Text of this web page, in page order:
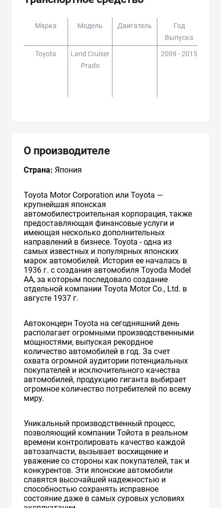
Марка Модель Двигатель
Год
Выпуска
Toyota
Land Cruiser
Prado
2009 - 2015
О производителе
Страна: Япония
Toyota Motor Corporation или Toyota —
крупнейшая японская
автомобилестроительная корпорация, также
предоставляющая финансовые услуги и
имеющая несколько дополнительных
направлений в бизнесе. Toyota - одна из
самых известных и популярных японских
марок автомобилей. История ее началась в
1936 г. с создания автомобиля Toyoda Model
AA, за которым последовало создание
отдельной компании Toyota Motor Co., Ltd. в
августе 1937 г.
Автоконцерн Toyota на сегодняшний день
располагает огромными производственными
мощностями, выпуская рекордное
количество автомобилей в год. За счет
охвата огромной аудитории потенциальных
покупателей и исключительного качества
автомобилей, продукцию гиганта выбирает
огромное количество потребителей по всему
миру.
Уникальный производственный процесс,
позволяющий компании Тойота в реальном
времени контролировать качество каждой
автозапчасти, вызывает восхищение и
уважение со стороны как покупателей, так и
конкурентов. Эти японские автомобили
славятся высочайшей надежностью и
способностью сохранять исправное
состояние даже в самых суровых условиях